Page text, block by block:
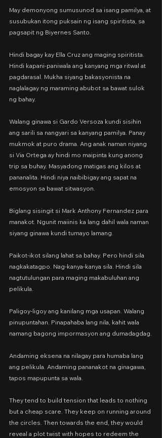
May demonyong sumusunod sa isang pamilya, at
susubukan itong puksain ng isang spiritista, sa
pagsapit ng Biyernes Santo.
Hindi bagay kay Ella Cruz ang maging spiritista.
Hindi kapani-paniwala ang kanyang mga ritwal at
pagdarasal. Mukha siyang bakasyonista na
naglalagay ng maraming abubot sa bawat sulok
ng bahay.
Walang ginawa si Gardo Versoza kundi sisihin
ang sarili sa nangyari sa kanyang pamilya. Panay
mukmok at puro drama. Ang anak naman niyang
si Via Ortega ay hindi mo maipinta kung anong
trip sa buhay. Masyadong matigas ang kilos at
pananalita. Hindi niya naibibigay ang sapat na
emosyon sa bawat sitwasyon.
Biglang sisingit si Mark Anthony Fernandez para
manakot. Ngunit maiinis ka lang dahil wala naman
siyang ginawa kundi tumayo lamang.
Paikot-ikot silang lahat sa bahay. Pero hindi sila
nagkakatagpo. Nag-kanya-kanya sila. Hindi sila
nagtutulungan para maging makabuluhan ang
pelikula.
Paligoy-ligoy ang kanilang mga usapan. Walang
pinupuntahan. Pinapahaba lang nila, kahit wala
namang bagong impormasyon ang dumadagdag.
Andaming eksena na nilagay para humaba lang
ang pelikula. Andaming pananakot na ginagawa,
tapos mapupunta sa wala.
They tend to build tension that leads to nothing
but a cheap scare. They keep on running around
the circles. Then towards the end, they would
reveal a plot twist with hopes to redeem the